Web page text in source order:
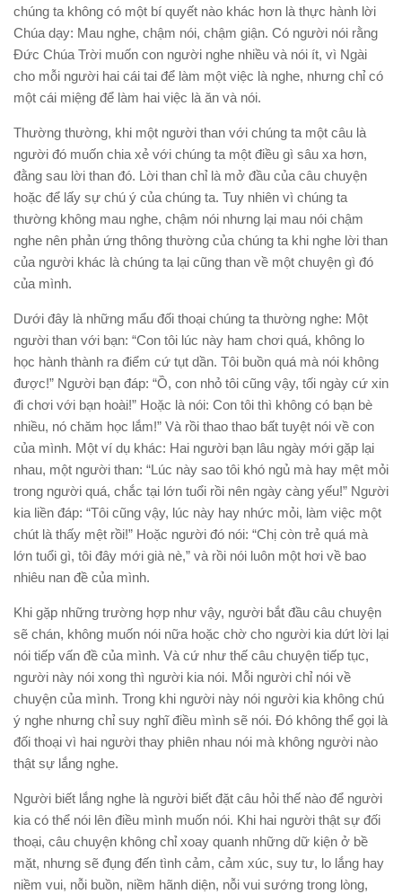
chúng ta không có một bí quyết nào khác hơn là thực hành lời
Chúa dạy: Mau nghe, chậm nói, chậm giận. Có người nói rằng
Đức Chúa Trời muốn con người nghe nhiều và nói ít, vì Ngài
cho mỗi người hai cái tai để làm một việc là nghe, nhưng chỉ có
một cái miệng để làm hai việc là ăn và nói.
Thường thường, khi một người than với chúng ta một câu là
người đó muốn chia xẻ với chúng ta một điều gì sâu xa hơn,
đằng sau lời than đó. Lời than chỉ là mở đầu của câu chuyện
hoặc để lấy sự chú ý của chúng ta. Tuy nhiên vì chúng ta
thường không mau nghe, chậm nói nhưng lại mau nói chậm
nghe nên phản ứng thông thường của chúng ta khi nghe lời than
của người khác là chúng ta lại cũng than về một chuyện gì đó
của mình.
Dưới đây là những mẩu đối thoại chúng ta thường nghe: Một
người than với bạn: “Con tôi lúc này ham chơi quá, không lo
học hành thành ra điểm cứ tụt dần. Tôi buồn quá mà nói không
được!” Người bạn đáp: “Ồ, con nhỏ tôi cũng vậy, tối ngày cứ xin
đi chơi với bạn hoài!” Hoặc là nói: Con tôi thì không có bạn bè
nhiều, nó chăm học lắm!” Và rồi thao thao bất tuyệt nói về con
của mình. Một ví dụ khác: Hai người bạn lâu ngày mới gặp lại
nhau, một người than: “Lúc này sao tôi khó ngủ mà hay mệt mỏi
trong người quá, chắc tại lớn tuổi rồi nên ngày càng yếu!” Người
kia liền đáp: “Tôi cũng vậy, lúc này hay nhức mỏi, làm việc một
chút là thấy mệt rồi!” Hoặc người đó nói: “Chị còn trẻ quá mà
lớn tuổi gì, tôi đây mới già nè,” và rồi nói luôn một hơi về bao
nhiêu nan đề của mình.
Khi gặp những trường hợp như vậy, người bắt đầu câu chuyện
sẽ chán, không muốn nói nữa hoặc chờ cho người kia dứt lời lại
nói tiếp vấn đề của mình. Và cứ như thế câu chuyện tiếp tục,
người này nói xong thì người kia nói. Mỗi người chỉ nói về
chuyện của mình. Trong khi người này nói người kia không chú
ý nghe nhưng chỉ suy nghĩ điều mình sẽ nói. Đó không thể gọi là
đối thoại vì hai người thay phiên nhau nói mà không người nào
thật sự lắng nghe.
Người biết lắng nghe là người biết đặt câu hỏi thế nào để người
kia có thể nói lên điều mình muốn nói. Khi hai người thật sự đối
thoại, câu chuyện không chỉ xoay quanh những dữ kiện ở bề
mặt, nhưng sẽ đụng đến tình cảm, cảm xúc, suy tư, lo lắng hay
niềm vui, nỗi buồn, niềm hãnh diện, nỗi vui sướng trong lòng,